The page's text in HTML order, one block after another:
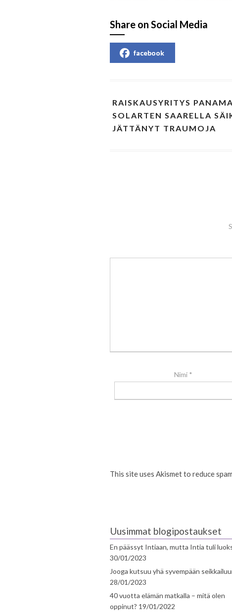
Share on Social Media
facebook
RAISKAUSYRITYS
SOLARTEN SAARELLA
JÄTTÄNYT TRAUMOJA
Nimi *
This site uses Akismet to reduce spam.
Uusimmat blogipostaukset
En päässyt Intiaan, mutta Intia tuli
30/01/2023
Jooga kutsuu yhä syvempään
28/01/2023
40 vuotta elämän matkalla – mitä olen
oppinut? 19/01/2022